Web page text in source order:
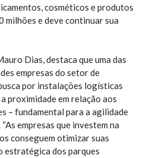
cosméticos e produtos
milhões e deve continuar sua
Dias, destaca que uma das
empresas do setor de
por instalações logísticas
proximidade em relação aos
– fundamental para a agilidade
empresas que investem na
conseguem otimizar suas
estratégica dos parques